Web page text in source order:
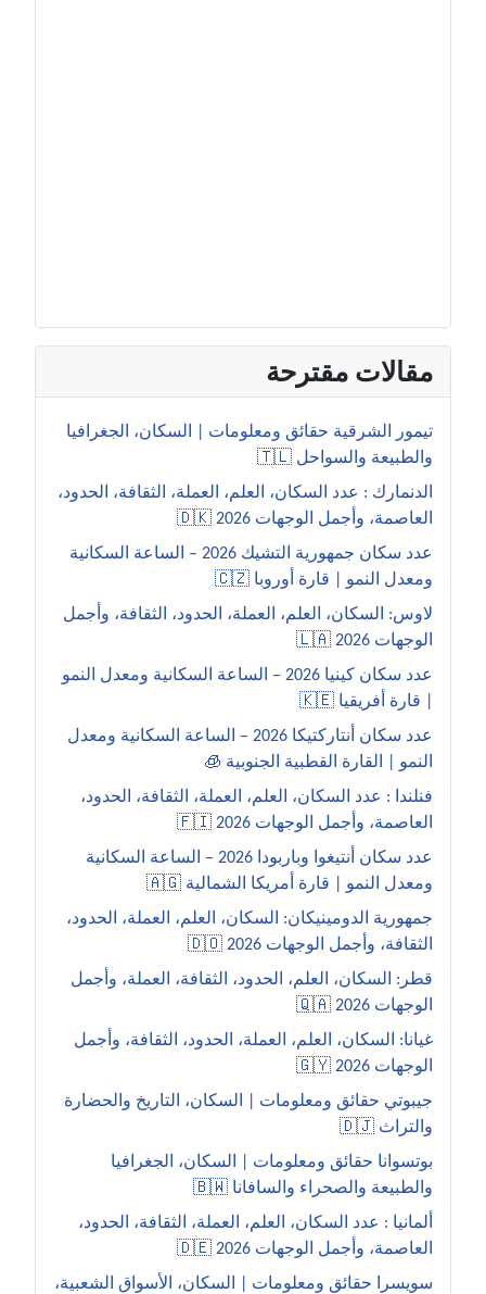
مقالات مقترحة
تيمور الشرقية حقائق ومعلومات | السكان، الجغرافيا
والطبيعة والسواحل 🇹🇱
الدنمارك : عدد السكان، العلم، العملة، الثقافة، الحدود،
العاصمة، وأجمل الوجهات 2026 🇩🇰
عدد سكان جمهورية التشيك 2026 – الساعة السكانية
ومعدل النمو | قارة أوروبا 🇨🇿
لاوس: السكان، العلم، العملة، الحدود، الثقافة، وأجمل
الوجهات 2026 🇱🇦
عدد سكان كينيا 2026 – الساعة السكانية ومعدل النمو
| قارة أفريقيا 🇰🇪
عدد سكان أنتاركتيكا 2026 – الساعة السكانية ومعدل
النمو | القارة القطبية الجنوبية 🧊
فنلندا : عدد السكان، العلم، العملة، الثقافة، الحدود،
العاصمة، وأجمل الوجهات 2026 🇫🇮
عدد سكان أنتيغوا وباربودا 2026 – الساعة السكانية
ومعدل النمو | قارة أمريكا الشمالية 🇦🇬
جمهورية الدومينيكان: السكان، العلم، العملة، الحدود،
الثقافة، وأجمل الوجهات 2026 🇩🇴
قطر: السكان، العلم، الحدود، الثقافة، العملة، وأجمل
الوجهات 2026 🇶🇦
غيانا: السكان، العلم، العملة، الحدود، الثقافة، وأجمل
الوجهات 2026 🇬🇾
جيبوتي حقائق ومعلومات | السكان، التاريخ والحضارة
والتراث 🇩🇯
بوتسوانا حقائق ومعلومات | السكان، الجغرافيا
والطبيعة والصحراء والسافانا 🇧🇼
ألمانيا : عدد السكان، العلم، العملة، الثقافة، الحدود،
العاصمة، وأجمل الوجهات 2026 🇩🇪
سويسرا حقائق ومعلومات | السكان، الأسواق الشعبية،